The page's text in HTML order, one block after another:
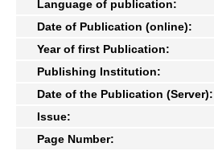
Language of publication:
Date of Publication (online):
Year of first Publication:
Publishing Institution:
Date of the Publication (Server):
Issue:
Page Number: